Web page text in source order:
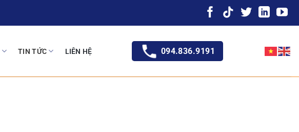
TIN TỨC LIÊN HỆ 094.836.9191